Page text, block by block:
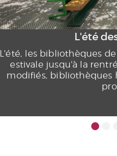
L'été
L'été, les bibliothèques
estivale jusqu'à la
modifiés, bibliothèques